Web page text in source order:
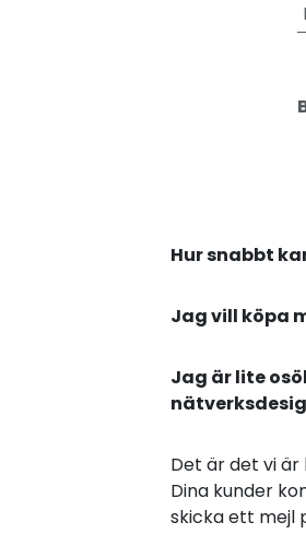
Hur snabbt
Jag vill köpa
Jag är lite
Det är det vi
Dina kunder
skicka ett mejl